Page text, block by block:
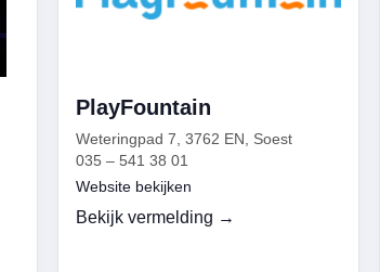
PlayFountain
Weteringpad 7, 3762 EN, Soest
035 – 541 38 01
Website bekijken
Bekijk vermelding →